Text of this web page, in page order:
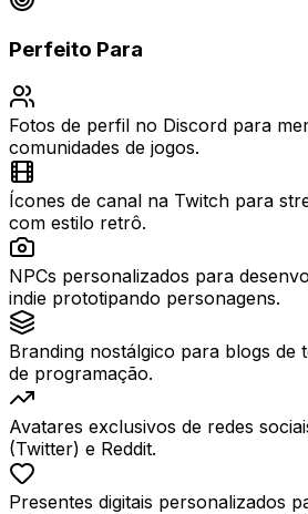
Perfeito Para
Fotos de perfil no Discord para
comunidades de jogos.
Ícones de canal na Twitch para
com estilo retrô.
NPCs personalizados para
indie prototipando personagens.
Branding nostálgico para blogs de
de programação.
Avatares exclusivos de redes
(Twitter) e Reddit.
Presentes digitais personalizados